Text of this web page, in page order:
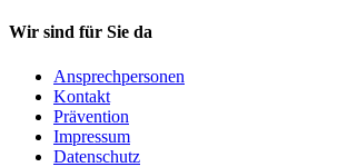
Wir sind für Sie da
Ansprechpersonen
Kontakt
Prävention
Impressum
Datenschutz